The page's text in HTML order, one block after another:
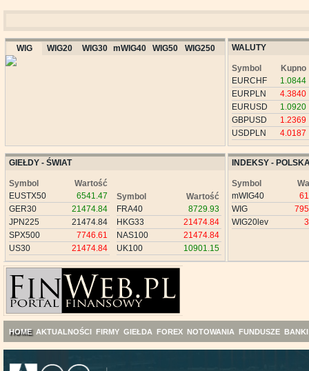
WIG WIG20 WIG30 mWIG40 WIG50 WIG250 WALUTY
Symbol
Kupno
EURCHF
1.0844
EURPLN
4.3840
EURUSD
1.0920
GBPUSD
1.2369
USDPLN
4.0187
GIEŁDY - ŚWIAT
Symbol
Wartość
EUSTX50
6541.47
GER30
21474.84
JPN225
21474.84
SPX500
7746.61
US30
21474.84
Symbol
Wartość
FRA40
8729.93
HKG33
21474.84
NAS100
21474.84
UK100
10901.15
INDEKSY -
Symbol
mWIG40
WIG
WIG20lev
HOME AKTUALNOŚCI FIRMY GIEŁDA FOREX NOTOWANIA FUNDUSZE BANKI